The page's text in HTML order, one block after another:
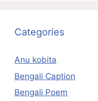
Categories
Anu kobita
Bengali Caption
Bengali Poem